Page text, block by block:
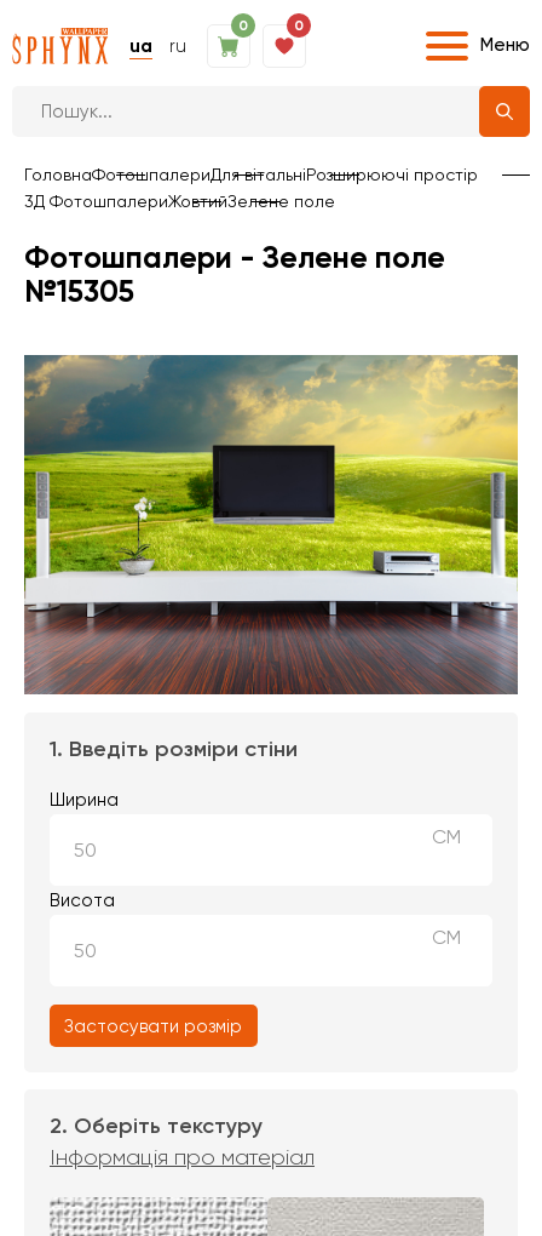
ua ru
0 0
Меню
ГоловнаФотошпалериДля вітальніРозширюючі простір
3Д ФотошпалериЖовтийЗелене поле
Фотошпалери - Зелене поле
№15305
1. Введіть розміри стіни
Ширина
СМ
Висота
СМ
Застосувати розмір
2. Оберіть текстуру
Інформація про матеріал